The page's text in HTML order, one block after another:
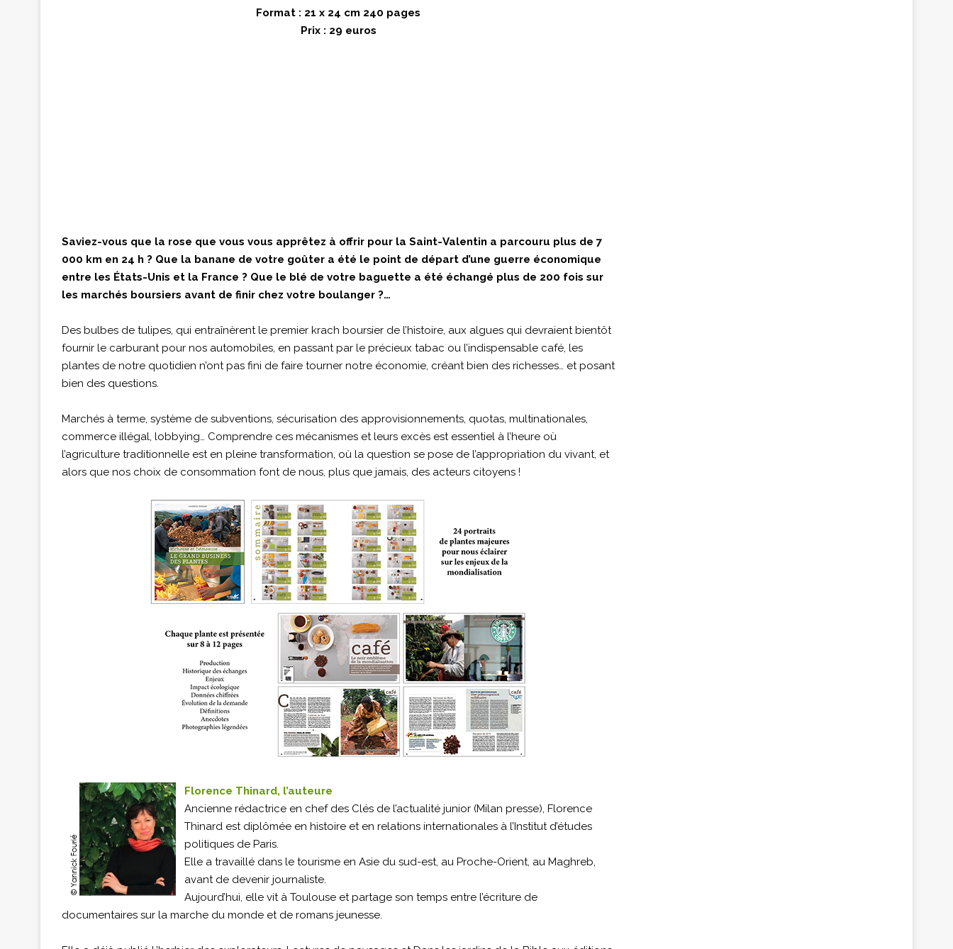
Format : 21 x 24 cm 240 pages
Prix : 29 euros
Saviez-vous que la rose que vous vous apprêtez à offrir pour la Saint-Valentin a parcouru plus de 7
000 km en 24 h ? Que la banane de votre goûter a été le point de départ d’une guerre économique
entre les États-Unis et la France ? Que le blé de votre baguette a été échangé plus de 200 fois sur
les marchés boursiers avant de finir chez votre boulanger ?…
Des bulbes de tulipes, qui entraînèrent le premier krach boursier de l’histoire, aux algues qui devraient bientôt
fournir le carburant pour nos automobiles, en passant par le précieux tabac ou l’indispensable café, les
plantes de notre quotidien n’ont pas fini de faire tourner notre économie, créant bien des richesses… et posant
bien des questions.
Marchés à terme, système de subventions, sécurisation des approvisionnements, quotas, multinationales,
commerce illégal, lobbying… Comprendre ces mécanismes et leurs excès est essentiel à l’heure où
l’agriculture traditionnelle est en pleine transformation, où la question se pose de l’appropriation du vivant, et
alors que nos choix de consommation font de nous, plus que jamais, des acteurs citoyens !
Florence Thinard, l’auteure
Ancienne rédactrice en chef des Clés de l’actualité junior (Milan presse), Florence
Thinard est diplômée en histoire et en relations internationales à l’Institut d’études
politiques de Paris.
Elle a travaillé dans le tourisme en Asie du sud-est, au Proche-Orient, au Maghreb,
avant de devenir journaliste.
Aujourd’hui, elle vit à Toulouse et partage son temps entre l’écriture de
documentaires sur la marche du monde et de romans jeunesse.